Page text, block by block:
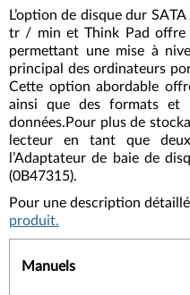
L’option de disque dur
tr / min et Think Pad offre
permettant une mise à
principal des ordinateurs
Cette option abordable
ainsi que des formats et
données.Pour plus de
lecteur en tant que
l’Adaptateur de baie de
(0B47315).
Pour une description
produit.
Manuels